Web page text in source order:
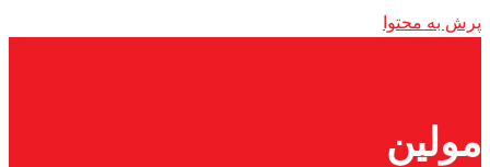
پرش به محتوا
مولین